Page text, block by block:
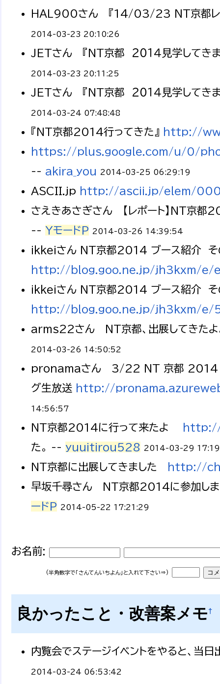
HAL900さん 『14/03/23 NT京都
2014-03-23 20:10:26
JETさん 『NT京都 ２０１４見学してき
2014-03-23 20:11:25
JETさん 『NT京都 ２０１４見学してき
2014-03-24 07:48:48
『NT京都2014行ってきた』 http://
https://plus.google.com/u/0/
-- akira_you 2014-03-25 06:29:19
ASCII.jp http://ascii.jp/elem/
さえきあさぎさん 【レポート】NT京都
-- YモードP 2014-03-26 14:39:54
ikkeiさん NT京都2014 ブース紹介 そ
http://blog.goo.ne.jp/jh3kxm/e/
ikkeiさん NT京都2014 ブース紹介
http://blog.goo.ne.jp/jh3kxm/
arms22さん NT京都、出展してきたよ
2014-03-26 14:50:52
pronamaさん 3/22 NT 京都 2014 開
グ生放送 http://
14:56:57
NT京都2014に行って来たよ
た。 -- yuuitirou528 2014-03-29
NT京都に出展してきました
http://
早坂千尋さん NT京都2014に参加しま
ードP 2014-05-22 17:21:29
お名前:
(半角数字で「さんてんいちよん」と入れて下さい⇒)
良かったこと・改善案メモ†
内覧会でステージイベントをやると、当
2014-03-24 06:53:42